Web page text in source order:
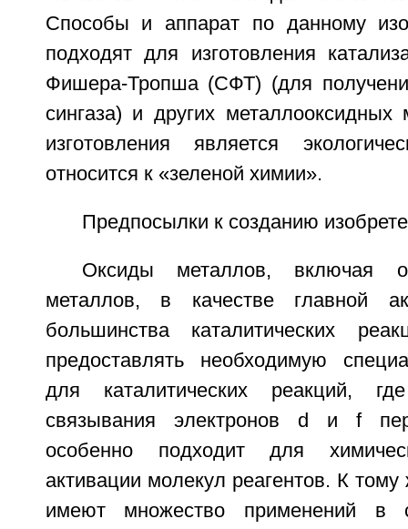
Способы и аппарат по данному
подходят для изготовления
Фишера-Тропша (СФТ) (для
сингаза) и других
изготовления является
относится к «зеленой химии».
Предпосылки к созданию
Оксиды металлов, включая
металлов, в качестве главной
большинства каталитических
предоставлять необходимую
для каталитических реакций,
связывания электронов d и f
особенно подходит для
активации молекул реагентов. К
имеют множество применений в